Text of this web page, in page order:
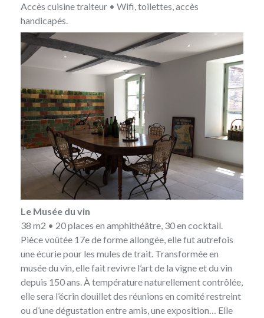
Accès cuisine traiteur • Wifi, toilettes, accès
handicapés.
Le Musée du vin
38 m2 • 20 places en amphithéâtre, 30 en cocktail.
Pièce voûtée 17e de forme allongée, elle fut autrefois
une écurie pour les mules de trait. Transformée en
musée du vin, elle fait revivre l’art de la vigne et du vin
depuis 150 ans. À température naturellement contrôlée,
elle sera l’écrin douillet des réunions en comité restreint
ou d’une dégustation entre amis, une exposition… Elle